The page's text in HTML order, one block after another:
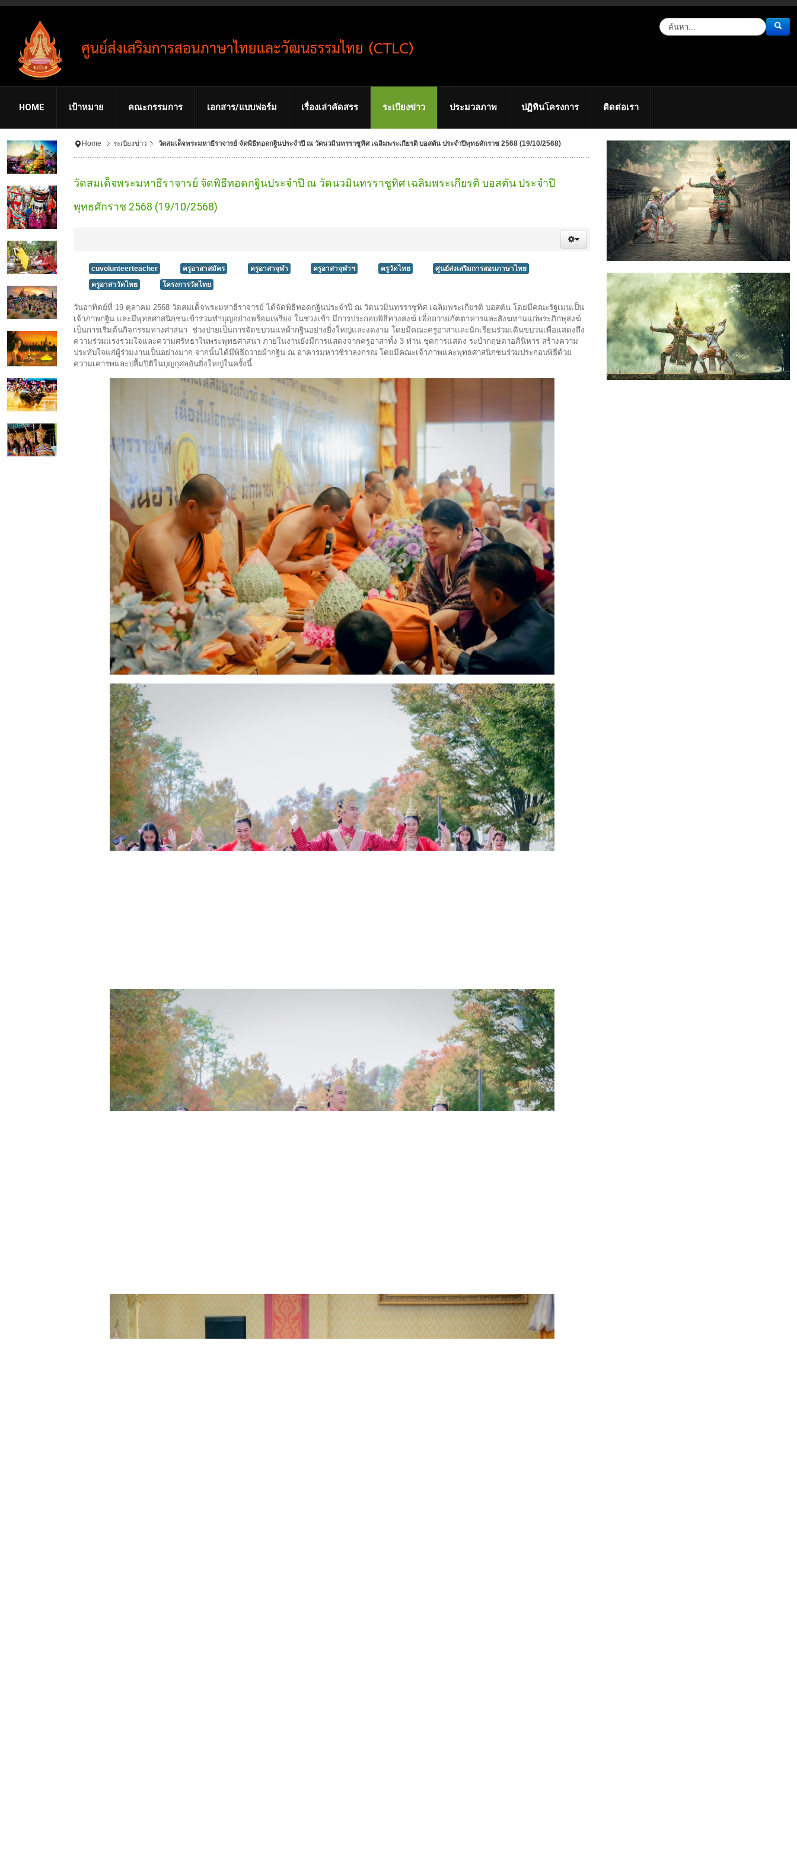
HOME เป้าหมาย คณะกรรมการ เอกสาร/แบบฟอร์ม เรื่องเล่าคัดสรร ระเบียงข่าว ประมวลภาพ ปฏิทินโครงการ ติดต่อเรา
Home ระเบียงข่าว วัดสมเด็จพระมหาธีราจารย์ จัดพิธีทอดกฐินประจำปี ณ วัดนวมินทรราชูทิศ เฉลิมพระเกียรติ บอสตัน ประจำปีพุทธศักราช 2568 (19/10/2568)
วัดสมเด็จพระมหาธีราจารย์ จัดพิธีทอดกฐินประจำปี ณ วัดนวมินทรราชูทิศ เฉลิมพระเกียรติ บอสตัน ประจำปี
พุทธศักราช 2568 (19/10/2568)
cuvolunteerteacher ครูอาสาสมัคร ครูอาสาจุฬา ครูอาสาจุฬาฯ ครูวัดไทย
ศูนย์ส่งเสริมการสอนภาษาไทย
ครูอาสาวัดไทย
โครงการวัดไทย
วันอาทิตย์ที่ 19 ตุลาคม 2568 วัดสมเด็จพระมหาธีราจารย์ ได้จัดพิธีทอดกฐินประจำปี ณ วัดนวมินทรราชูทิศ เฉลิมพระเกียรติ บอสตัน โดยมีคณะรัฐเมนเป็น
เจ้าภาพกฐิน และมีพุทธศาสนิกชนเข้าร่วมทำบุญอย่างพร้อมเพรียง ในช่วงเช้า มีการประกอบพิธีทางสงฆ์ เพื่อถวายภัตตาหารและสังฆทานแก่พระภิกษุสงฆ์
เป็นการเริ่มต้นกิจกรรมทางศาสนา ช่วงบ่ายเป็นการจัดขบวนแห่ผ้ากฐินอย่างยิ่งใหญ่และงดงาม โดยมีคณะครูอาสาและนักเรียนร่วมเดินขบวนเพื่อแสดงถึง
ความร่วมแรงร่วมใจและความศรัทธาในพระพุทธศาสนา ภายในงานยังมีการแสดงจากครูอาสาทั้ง 3 ท่าน ชุดการแสดง ระบำกฤษดาอภินิหาร สร้างความ
ประทับใจแก่ผู้ร่วมงานเป็นอย่างมาก จากนั้นได้มีพิธีถวายผ้ากฐิน ณ อาคารมหาวชิราลงกรณ โดยมีคณะเจ้าภาพและพุทธศาสนิกชนร่วมประกอบพิธีด้วย
ความเคารพและปลื้มปิติในบุญกุศลอันยิ่งใหญ่ในครั้งนี้